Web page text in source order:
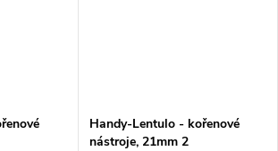
Handy-Lentulo - kořenové
nástroje, 21mm 2